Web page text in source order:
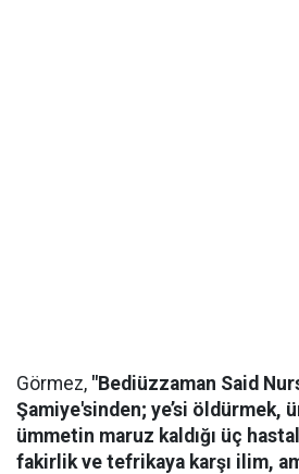
Görmez, "Bediüzzaman Said
Şamiye'sinden; ye’si öldürmek,
ümmetin maruz kaldığı üç
fakirlik ve tefrikaya karşı ilim,